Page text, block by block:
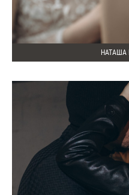
НАТАША